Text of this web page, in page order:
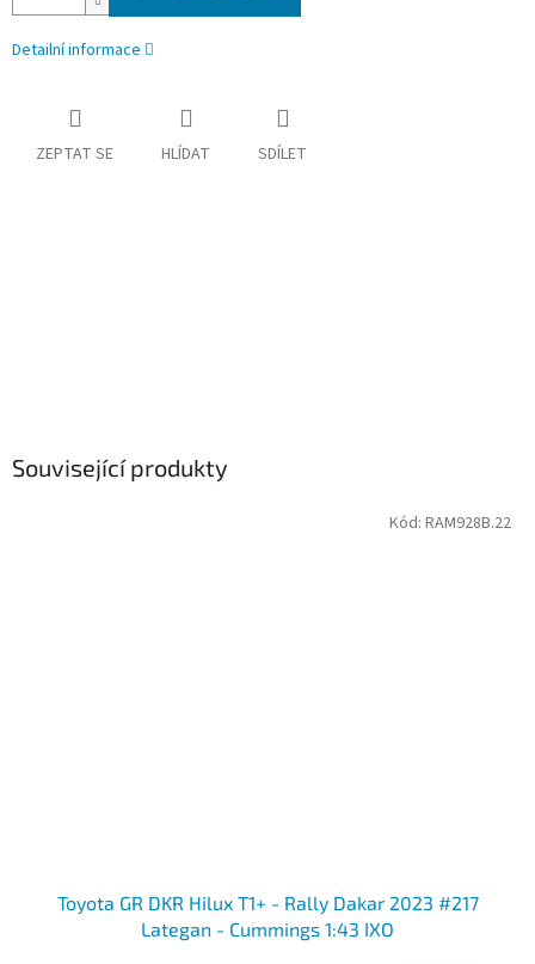
Detailní informace
ZEPTAT SE HLÍDAT SDÍLET
Související produkty
Toyota GR DKR Hilux T1+ - Rally Dakar 2023 #217
Lategan - Cummings 1:43 IXO
Kód: RAM928B.22